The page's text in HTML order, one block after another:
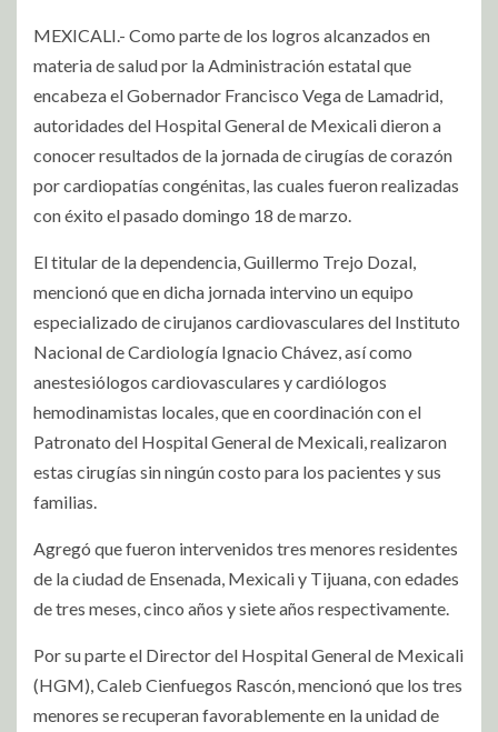
MEXICALI.- Como parte de los logros alcanzados en
materia de salud por la Administración estatal que
encabeza el Gobernador Francisco Vega de Lamadrid,
autoridades del Hospital General de Mexicali dieron a
conocer resultados de la jornada de cirugías de corazón
por cardiopatías congénitas, las cuales fueron realizadas
con éxito el pasado domingo 18 de marzo.
El titular de la dependencia, Guillermo Trejo Dozal,
mencionó que en dicha jornada intervino un equipo
especializado de cirujanos cardiovasculares del Instituto
Nacional de Cardiología Ignacio Chávez, así como
anestesiólogos cardiovasculares y cardiólogos
hemodinamistas locales, que en coordinación con el
Patronato del Hospital General de Mexicali, realizaron
estas cirugías sin ningún costo para los pacientes y sus
familias.
Agregó que fueron intervenidos tres menores residentes
de la ciudad de Ensenada, Mexicali y Tijuana, con edades
de tres meses, cinco años y siete años respectivamente.
Por su parte el Director del Hospital General de Mexicali
(HGM), Caleb Cienfuegos Rascón, mencionó que los tres
menores se recuperan favorablemente en la unidad de